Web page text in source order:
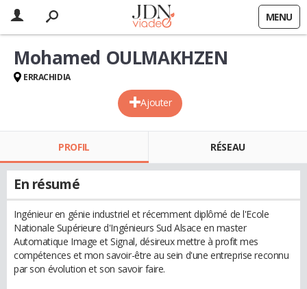
MENU
Ajouter
Mohamed OULMAKHZEN
ERRACHIDIA
PROFIL RÉSEAU
En résumé
Ingénieur en génie industriel et récemment diplômé de l'Ecole
Nationale Supérieure d'Ingénieurs Sud Alsace en master
Automatique Image et Signal, désireux mettre à profit mes
compétences et mon savoir-être au sein d'une entreprise reconnu
par son évolution et son savoir faire.